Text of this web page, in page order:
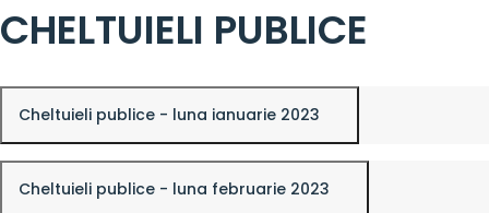
CHELTUIELI PUBLICE
Cheltuieli publice - luna ianuarie 2023
Cheltuieli publice - luna februarie 2023